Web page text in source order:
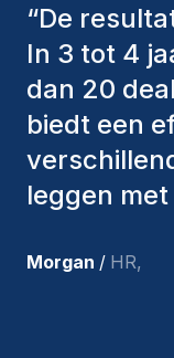
“De
hebben
factoren in
om ons de
bieden. De
tevreden